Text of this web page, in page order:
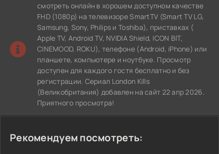
смотреть онлайн в хорошем доступном качестве
FHD (1080p) на телевизоре SmartTV (Smart TV LG,
Samsung, Sony, Philips и Toshiba), приставках (
Apple TV, Android TV, NVIDIA Shield, ICON BIT,
CINEMOOD, ROKU), телефоне (Android, iPhone) или
планшете, компьютере и ноутбуке. Просмотр
доступен для каждого гостя бесплатно и без
регистрации. Сериал London Kills
(Великобритания) добавлен на сайт 22 апр 2026.
Приятного просмотра!
Рекомендуем посмотреть: